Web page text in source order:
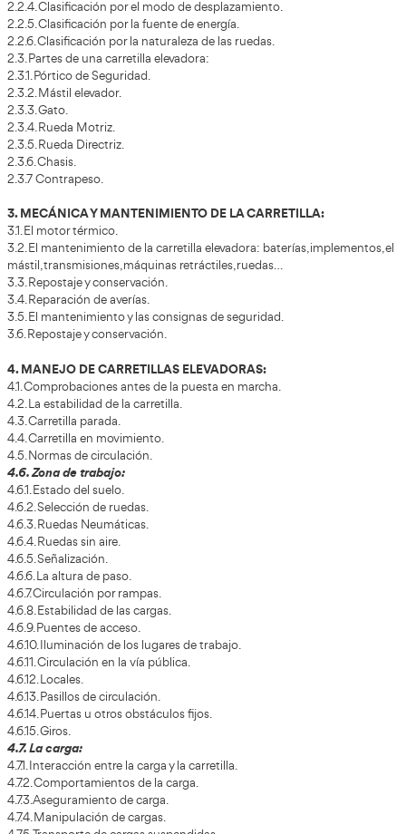
¿Cuáles son los requisitos para acceder al
Carretillas Elevadoras?
No se necesitan requisitos para realizar este curso. No es
titulación académica mínima, ni tampoco tener el carnet de
Comprendido por un total de
Temario del Curso
Este curso de Carretillas Elevadoras está dividido en los
temas:
1. EL OFICIO DEL OPERADOR DE CARRETILLAS:
1.1. Descripción de la profesión de carretillero
1.2. Las responsabilidades del carretillero.
2. LA CARRETILLA ELEVADORA:
2.1. Descripción de la carretilla elevadora.
2.2. Tipos de carretillas:
2.2.1. Clasificación por su modo de acción.
2.2.2. Clasificación por su modo de conducción.
2.2.3. Clasificación por la altura de elevación.
2.2.4. Clasificación por el modo de desplazamiento.
2.2.5. Clasificación por la fuente de energía.
2.2.6. Clasificación por la naturaleza de las ruedas.
2.3. Partes de una carretilla elevadora:
2.3.1. Pórtico de Seguridad.
2.3.2. Mástil elevador.
2.3.3. Gato.
2.3.4. Rueda Motriz.
2.3.5. Rueda Directriz.
2.3.6. Chasis.
2.3.7 Contrapeso.